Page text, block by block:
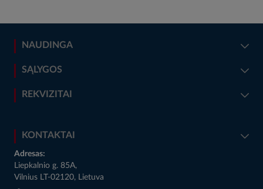
NAUDINGA
SĄLYGOS
REKVIZITAI
KONTAKTAI
Adresas:
Liepkalnio g. 85A,
Vilnius LT-02120, Lietuva